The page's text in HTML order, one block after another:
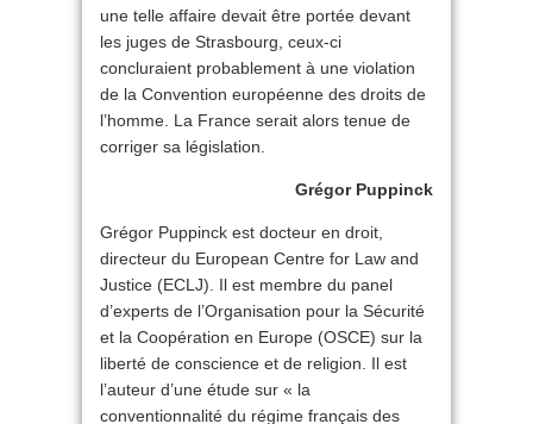
une telle affaire devait être portée devant
les juges de Strasbourg, ceux-ci
concluraient probablement à une violation
de la Convention européenne des droits de
l’homme. La France serait alors tenue de
corriger sa législation.
Grégor Puppinck
Grégor Puppinck est docteur en droit,
directeur du European Centre for Law and
Justice (ECLJ). Il est membre du panel
d’experts de l’Organisation pour la Sécurité
et la Coopération en Europe (OSCE) sur la
liberté de conscience et de religion. Il est
l’auteur d’une étude sur « la
conventionnalité du régime français des